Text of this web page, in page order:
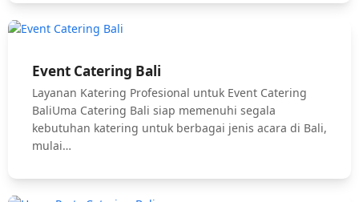
Event Catering Bali
Layanan Katering Profesional untuk Event Catering
BaliUma Catering Bali siap memenuhi segala
kebutuhan katering untuk berbagai jenis acara di Bali,
mulai…